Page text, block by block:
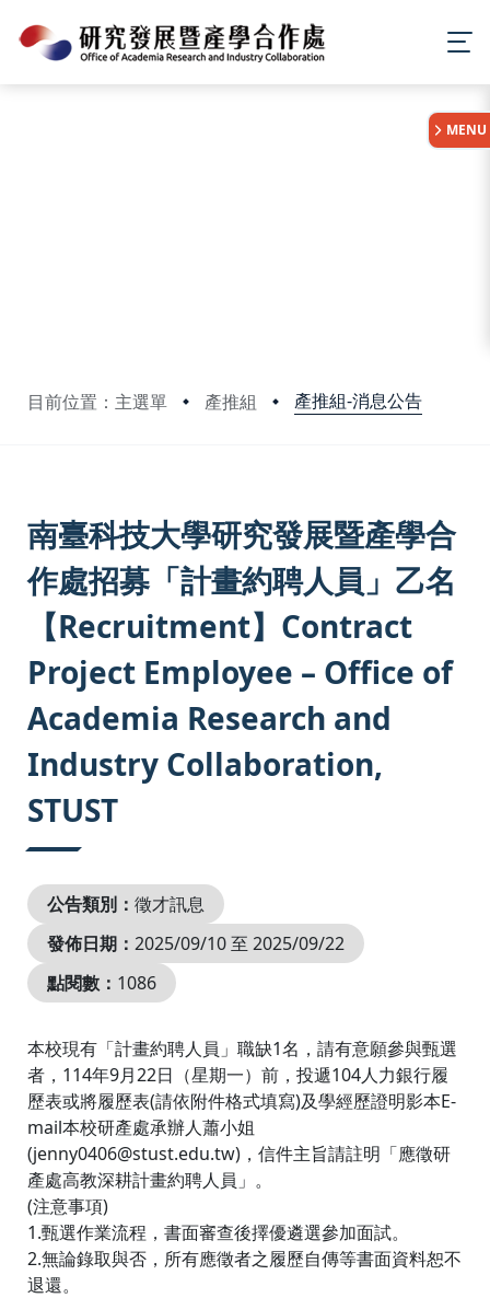
目前位置：主選單 產推組 產推組-消息公告
MENU
南臺科技大學研究發展暨產學合
作處招募「計畫約聘人員」乙名
【Recruitment】Contract
Project Employee – Office of
Academia Research and
Industry Collaboration,
STUST
公告類別： 徵才訊息
發佈日期： 2025/09/10 至 2025/09/22
點閱數： 1086
本校現有「計畫約聘人員」職缺1名，請有意願參與甄選
者，114年9月22日（星期一）前，投遞104人力銀行履
歷表或將履歷表(請依附件格式填寫)及學經歷證明影本E-
mail本校研產處承辦人蕭小姐
(jenny0406@stust.edu.tw)，信件主旨請註明「應徵研
產處高教深耕計畫約聘人員」。
(注意事項)
1.甄選作業流程，書面審查後擇優遴選參加面試。
2.無論錄取與否，所有應徵者之履歷自傳等書面資料恕不
退還。